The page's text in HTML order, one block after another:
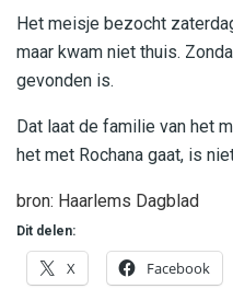
Het meisje bezocht
maar kwam niet thuis.
gevonden is.
Dat laat de familie van het
het met Rochana gaat, is
bron: Haarlems Dagblad
Dit delen:
X Facebook